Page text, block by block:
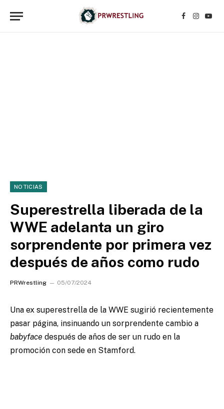
Facebook
NOTICIAS
Superestrella liberada de la
WWE adelanta un giro
sorprendente por primera vez
después de años como rudo
PRWrestling 05/07/2024
Una ex superestrella de la WWE sugirió recientemente
pasar página, insinuando un sorprendente cambio a
babyface después de años de ser un rudo en la
promoción con sede en Stamford.